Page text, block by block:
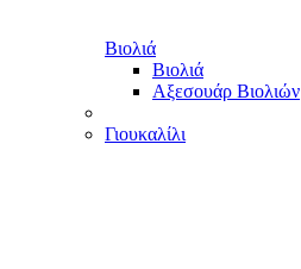
Βιολιά
Βιολιά
Αξεσουάρ Βιολιών
Γιουκαλίλι